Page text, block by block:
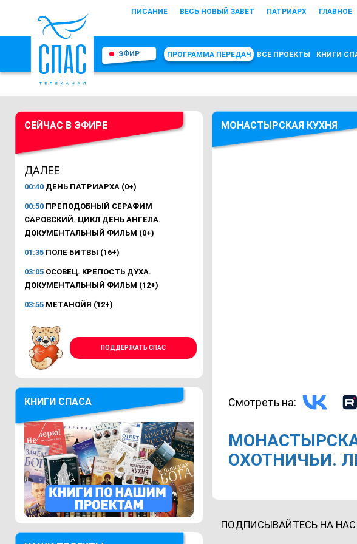
ПИСАНИЕ ВЕСЬ НОВЫЙ ЗАВЕТ ПАТРИАРХ ГЛАВНОЕ
ЭФИР ПРОГРАММА ПЕРЕДАЧ ВСЕ ПРОЕКТЫ КНИГИ
СЕЙЧАС В ЭФИРЕ
ДАЛЕЕ
00:40 ДЕНЬ ПАТРИАРХА (0+)
00:50 ПРЕПОДОБНЫЙ СЕРАФИМ
САРОВСКИЙ. ЦИКЛ ДЕНЬ АНГЕЛА.
ДОКУМЕНТАЛЬНЫЙ ФИЛЬМ (0+)
01:35 ПОЛЕ БИТВЫ (16+)
03:05 ОСОВЕЦ. КРЕПОСТЬ ДУХА.
ДОКУМЕНТАЛЬНЫЙ ФИЛЬМ (12+)
03:55 МЕТАНОЙЯ (12+)
ПОДДЕРЖАТЬ СПАС
КНИГИ СПАСА
МОНАСТЫРСКАЯ КУХНЯ
Смотреть на:
ОХОТНИЧЬИ.
ПОДПИСЫВАЙТЕСЬ НА НАС